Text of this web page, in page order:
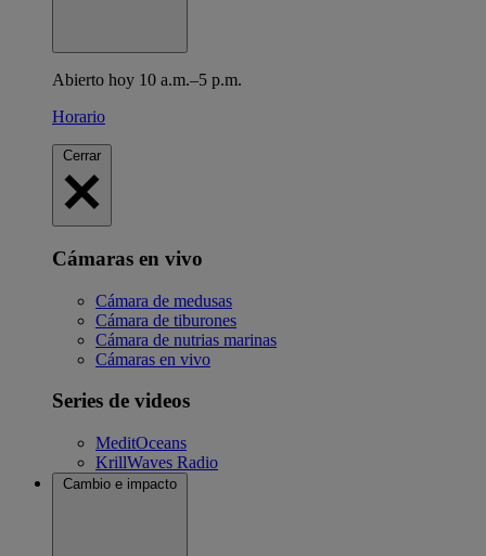
Abierto hoy 10 a.m.–5 p.m.
Horario
Cerrar
Cámaras en vivo
Cámara de medusas
Cámara de tiburones
Cámara de nutrias marinas
Cámaras en vivo
Series de videos
MeditOceans
KrillWaves Radio
Cambio e impacto